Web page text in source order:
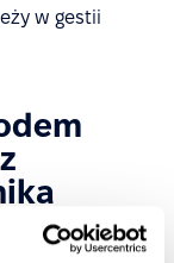
w gestii
są ze sobą